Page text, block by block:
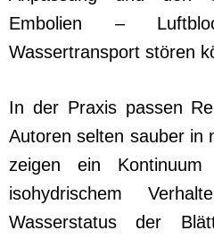
Embolien –
Wassertransport stören
In der Praxis passen
Autoren selten sauber in
zeigen ein Kontinuum
isohydrischem
Wasserstatus der